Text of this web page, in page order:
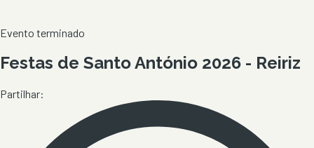
Evento terminado
Festas de Santo António 2026 - Reiriz
Partilhar: